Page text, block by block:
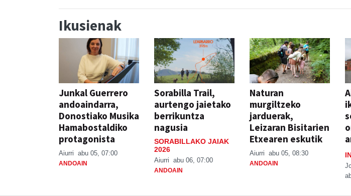
Ikusienak
Junkal Guerrero
andoaindarra,
Donostiako Musika
Hamabostaldiko
protagonista
Aiurri abu 05, 07:00
ANDOAIN
Sorabilla Trail,
aurtengo jaietako
berrikuntza
nagusia
SORABILLAKO JAIAK
2026
Aiurri abu 06, 07:00
ANDOAIN
Naturan
murgiltzeko
jarduerak,
Leizaran Bisitarien
Etxearen eskutik
Aiurri abu 05, 08:30
ANDOAIN